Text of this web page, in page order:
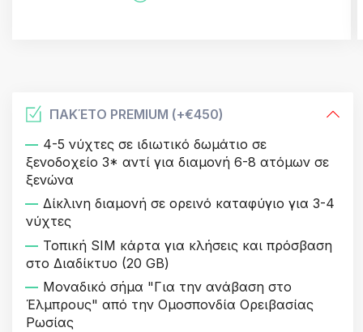
ΠΑΚΈΤΟ PREMIUM (+€450)
4-5 νύχτες σε ιδιωτικό δωμάτιο σε
ξενοδοχείο 3* αντί για διαμονή 6-8 ατόμων σε
ξενώνα
Δίκλινη διαμονή σε ορεινό καταφύγιο για 3-4
νύχτες
Τοπική SIM κάρτα για κλήσεις και πρόσβαση
στο Διαδίκτυο (20 GB)
Μοναδικό σήμα "Για την ανάβαση στο
Έλμπρους" από την Ομοσπονδία Ορειβασίας
Ρωσίας